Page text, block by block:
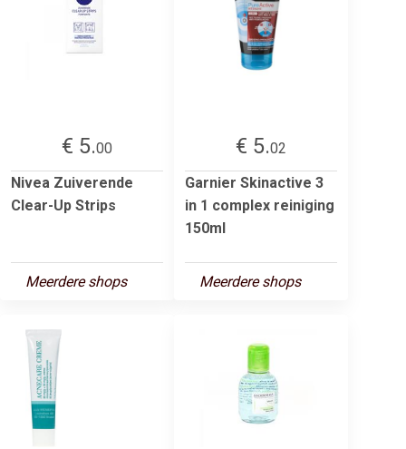
€ 5.00
Nivea Zuiverende
Clear-Up Strips
Meerdere shops
€ 5.02
Garnier Skinactive 3
in 1 complex reiniging
150ml
Meerdere shops